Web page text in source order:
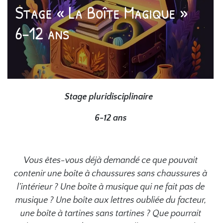
Stage « La Boîte Magique »
6-12 ans
Stage pluridisciplinaire
6-12 ans
Vous êtes-vous déjà demandé ce que pouvait
contenir une boîte à chaussures sans chaussures à
l’intérieur ? Une boîte à musique qui ne fait pas de
musique ? Une boîte aux lettres oubliée du facteur,
une boîte à tartines sans tartines ? Que pourrait